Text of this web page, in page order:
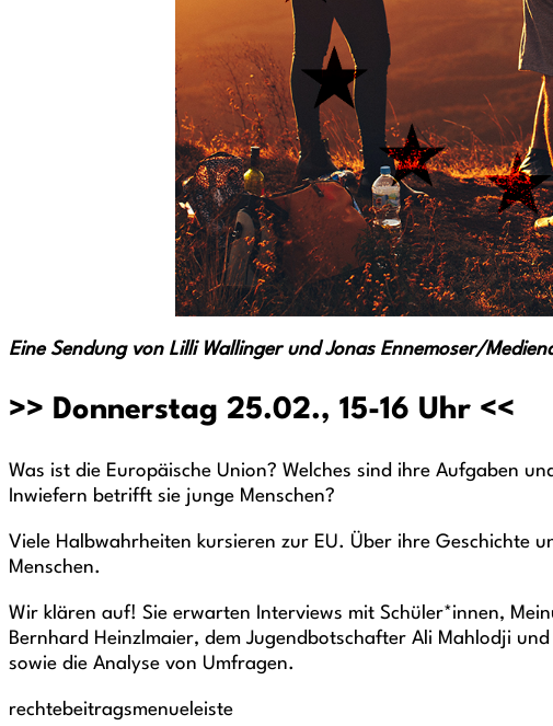
Eine Sendung von Lilli Wallinger und Jonas Ennemoser/
>> Donnerstag 25.02., 15-16 Uhr <<
Was ist die Europäische Union? Welches sind ihre Aufgaben
Inwiefern betrifft sie junge Menschen?
Viele Halbwahrheiten kursieren zur EU. Über ihre Geschichte
Menschen.
Wir klären auf! Sie erwarten Interviews mit Schüler*innen,
Bernhard Heinzlmaier, dem Jugendbotschafter Ali Mahlodji
sowie die Analyse von Umfragen.
rechtebeitragsmenueleiste